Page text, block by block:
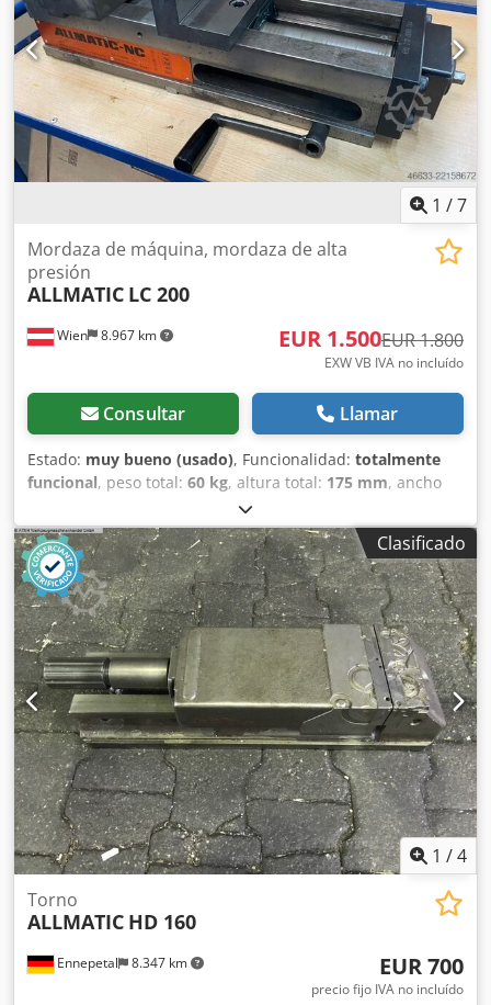
1 /7
Wien 8.967 km
Mordaza de máquina, mordaza de alta
presión
ALLMATIC LC 200
EUR 1.500EUR 1.800
EXW VB IVA no incluído
Consultar Llamar
Estado: muy bueno (usado), Funcionalidad: totalmente
funcional, peso total: 60 kg, altura total: 175 mm, ancho
, longitud total:
total:200 mm, altura de la mandíbula:60 mm, ancho de
sujeción:200 mm, rango de sujeción:435 mm
Equipamiento:placa de características disponible, Morsa
de máquina Allmatic-NC, dispositivo de sujeción de alta
presión Tipo LC 200 Anchura de las mordazas: 200 mm
Cuerpo base, tipo LC 160/200 Anchura del cuerpo base:
164 mm Fuerza de sujeción ajustable, máx. 60 kN Nivel 0:
directa Nivel 1: 15 kN Nivel 2: 30 kN Nivel 3: 45 kN Nivel 4:
60 kN Dodjzfimujpfx Aa Eeck Rango de sujeción a: 0-250
mm Rango de sujeción b: 189 – 435 mm Altura de las
mordazas: 60 mm Longitud del cuerpo base: 530 mm
Longitud total: 615 mm Altura del cuerpo base: 115 mm
Peso: 60 kg Usado, en buen estado.
Clasificado
1 /4
Ennepetal 8.347 km
Torno
ALLMATIC HD 160
EUR 700
precio fijo IVA no incluído